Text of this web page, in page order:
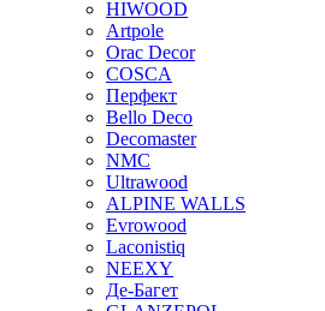
HIWOOD
Artpole
Orac Decor
COSCA
Перфект
Bello Deco
Decomaster
NMС
Ultrawood
ALPINE WALLS
Evrowood
Laconistiq
NEEXY
Де-Багет